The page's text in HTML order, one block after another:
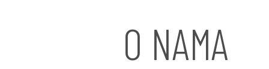
O NAMA